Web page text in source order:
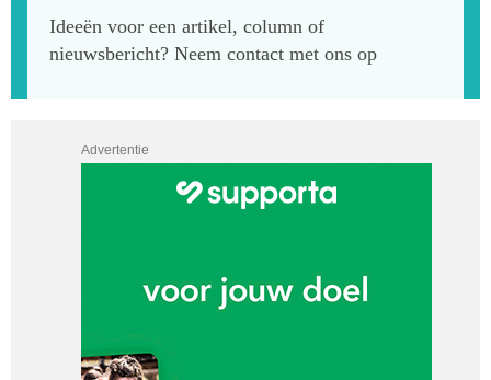
Ideeën voor een artikel, column of
nieuwsbericht? Neem contact met ons op
Advertentie